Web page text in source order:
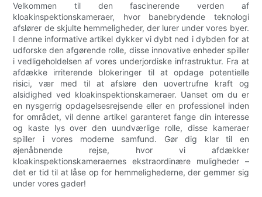
Velkommen til den fascinerende verden af
kloakinspektionskameraer, hvor banebrydende teknologi
afslører de skjulte hemmeligheder, der lurer under vores byer.
I denne informative artikel dykker vi dybt ned i dybden for at
udforske den afgørende rolle, disse innovative enheder spiller
i vedligeholdelsen af vores underjordiske infrastruktur. Fra at
afdække irriterende blokeringer til at opdage potentielle
risici, vær med til at afsløre den uovertrufne kraft og
alsidighed ved kloakinspektionskameraer. Uanset om du er
en nysgerrig opdagelsesrejsende eller en professionel inden
for området, vil denne artikel garanteret fange din interesse
og kaste lys over den uundværlige rolle, disse kameraer
spiller i vores moderne samfund. Gør dig klar til en
øjenåbnende rejse, hvor vi afdækker
kloakinspektionskameraernes ekstraordinære muligheder –
det er tid til at låse op for hemmelighederne, der gemmer sig
under vores gader!